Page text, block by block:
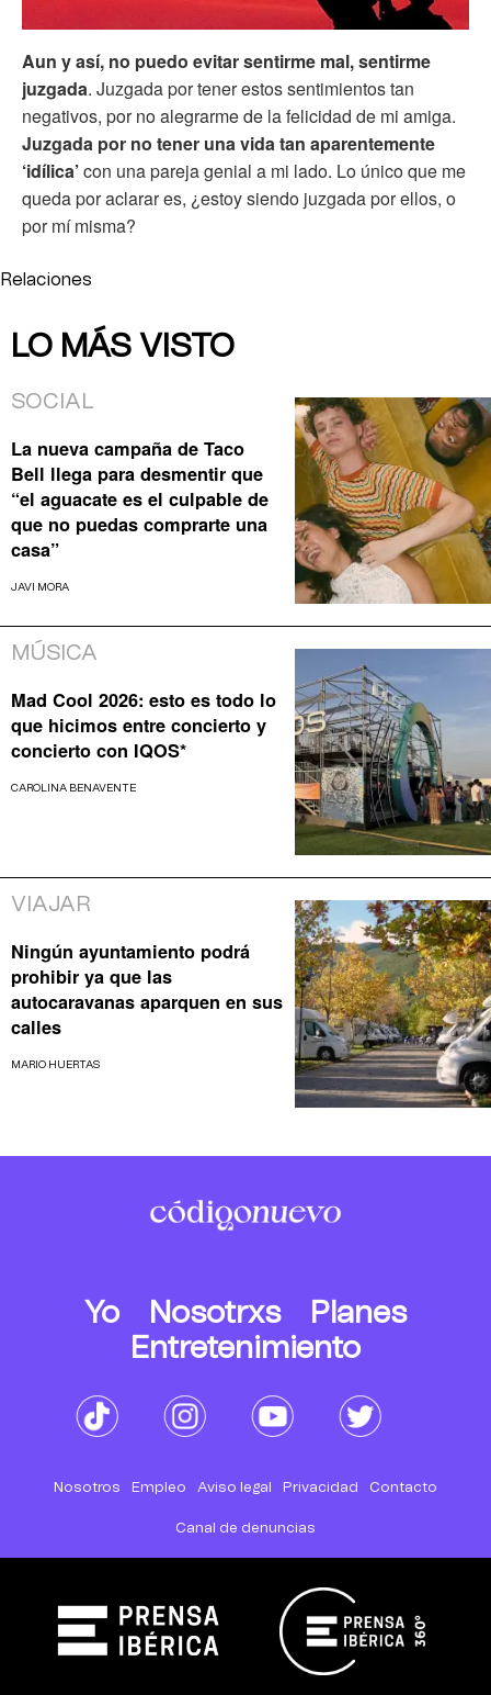
Aun y así, no puedo evitar sentirme mal, sentirme
juzgada. Juzgada por tener estos sentimientos tan
negativos, por no alegrarme de la felicidad de mi amiga.
Juzgada por no tener una vida tan aparentemente
‘idílica’con una pareja genial a mi lado. Lo único que me
queda por aclarar es, ¿estoy siendo juzgada por ellos, o
por mí misma?
Relaciones
LO MÁS VISTO
SOCIAL
La nueva campaña de Taco
Bell llega para desmentir que
“el aguacate es el culpable de
que no puedas comprarte una
casa”
JAVI MORA
MÚSICA
Mad Cool 2026: esto es todo lo
que hicimos entre concierto y
concierto con IQOS*
CAROLINA BENAVENTE
VIAJAR
Ningún ayuntamiento podrá
prohibir ya que las
autocaravanas aparquen en sus
calles
MARIO HUERTAS
Yo Nosotrxs
Planes
Entretenimiento
Nosotros Empleo Aviso legal Privacidad Contacto
Canal de denuncias